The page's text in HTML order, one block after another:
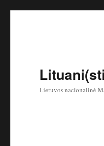
Lietuvos nacionalinė